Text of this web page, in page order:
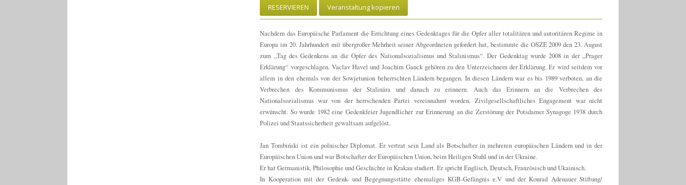
RESERVIEREN Veranstaltung kopieren
Nachdem das Europäische Parlament die Errichtung eines Gedenktages für die Opfer aller totalitären und autoritären Regime in
Europa im 20. Jahrhundert mit übergroßer Mehrheit seiner Abgeordneten gefordert hat, bestimmte die OSZE 2009 den 23. August
zum „Tag des Gedenkens an die Opfer des Nationalsozialismus und Stalinismus“. Der Gedenktag wurde 2008 in der „Prager
Erklärung“ vorgeschlagen. Vaclav Havel und Joachim Gauck gehören zu den Unterzeichnern der Erklärung. Er wird seitdem vor
allem in den ehemals von der Sowjetunion beherrschten Ländern begangen. In diesen Ländern war es bis 1989 verboten, an die
Verbrechen des Kommunismus der Stalinära und danach zu erinnern. Auch das Erinnern an die Verbrechen des
Nationalsozialismus war von der herrschenden Partei vereinnahmt worden. Zivilgesellschaftliches Engagement war nicht
erwünscht. So wurde 1982 eine Gedenkfeier Jugendlicher zur Erinnerung an die Zerstörung der Potsdamer Synagoge 1938 durch
Polizei und Staatssicherheit gewaltsam aufgelöst.
Jan Tombiński ist ein polnischer Diplomat. Er vertrat sein Land als Botschafter in mehreren europäischen Ländern und in der
Europäischen Union und war Botschafter der Europäischen Union, beim Heiligen Stuhl und in der Ukraine.
Er hat Germanistik, Philosophie und Geschichte in Krakau studiert. Er spricht Englisch, Deutsch, Französisch und Ukainisch.
In Kooperation mit der Gedenk- und Begegnungsstätte ehemaliges KGB-Gefängnis e.V und der Konrad Adenauer Stiftung/